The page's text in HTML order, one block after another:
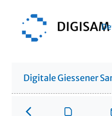
Digitale Giessener